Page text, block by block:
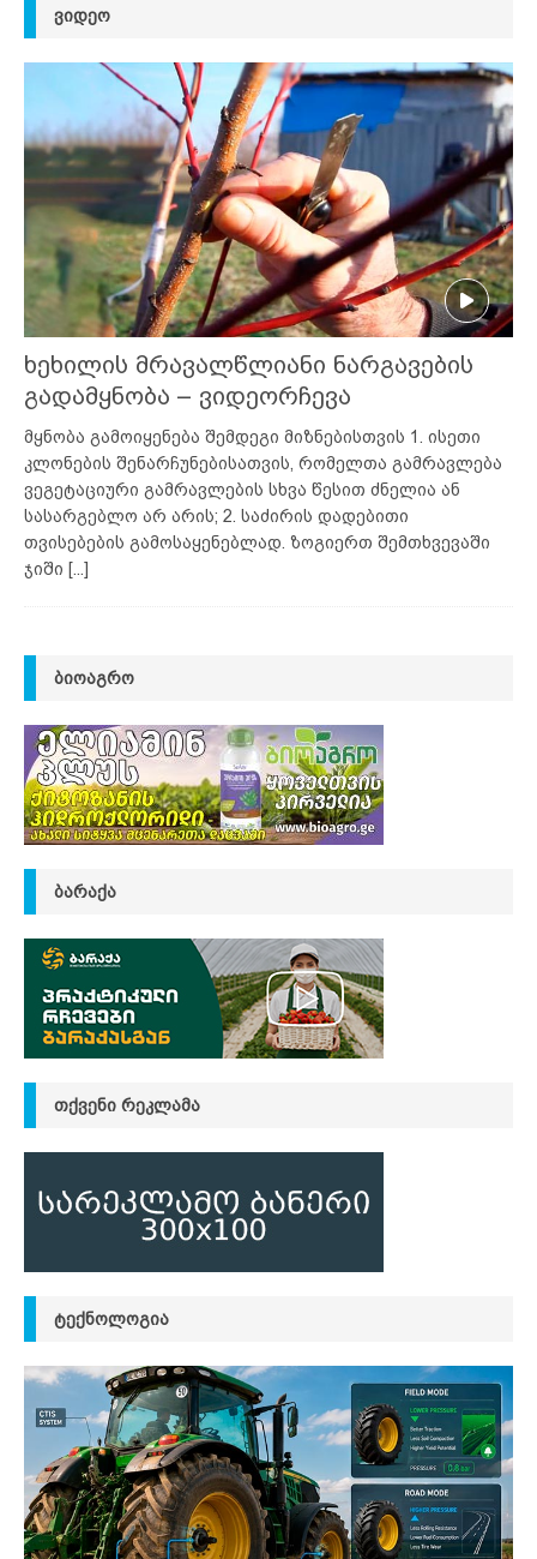
ᲕᲘᲓᲔᲝ
ხეხილის მრავალწლიანი ნარგავების
გადამყნობა – ვიდეორჩევა
მყნობა გამოიყენება შემდეგი მიზნებისთვის 1. ისეთი
კლონების შენარჩუნებისათვის, რომელთა გამრავლება
ვეგეტაციური გამრავლების სხვა წესით ძნელია ან
სასარგებლო არ არის; 2. საძირის დადებითი
თვისებების გამოსაყენებლად. ზოგიერთ შემთხვევაში
ჯიში [...]
ᲑᲘᲝᲐᲒᲠᲝ
ᲑᲐᲠᲐᲥᲐ
ᲗᲥᲕᲔᲜᲘ ᲠᲔᲙᲚᲐᲛᲐ
ᲢᲔᲥᲜᲝᲚᲝᲒᲘᲐ